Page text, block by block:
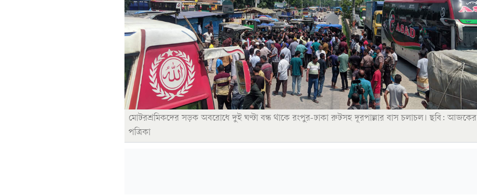
মোটরশ্রমিকদের সড়ক অবরোধে দুই ঘণ্টা বন্ধ থাকে রংপুর-ঢাকা রুটসহ দূরপাল্লার বাস চলাচল। ছবি: আজকের
পত্রিকা